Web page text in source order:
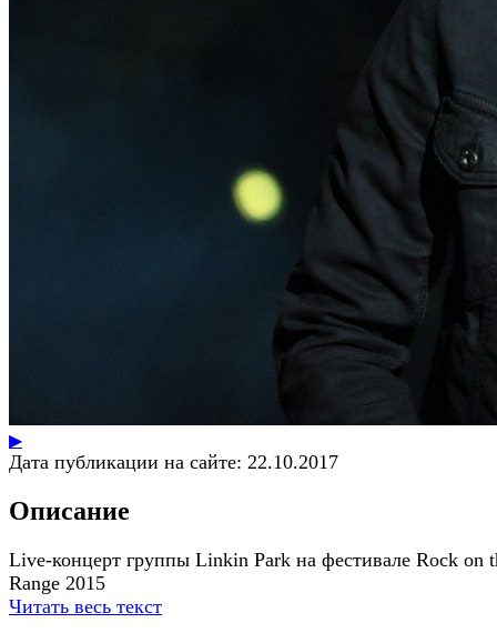
▶
Дата публикации на сайте: 22.10.2017
Описание
Live-концерт группы Linkin Park на фестивале Rock on
Range 2015
Читать весь текст